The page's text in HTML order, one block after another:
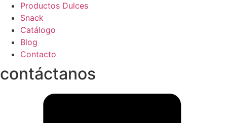
Productos Dulces
Snack
Catálogo
Blog
Contacto
contáctanos